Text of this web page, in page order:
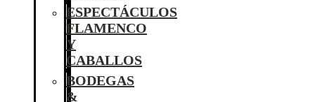
ESPECTÁCULOS
FLAMENCO
Y
CABALLOS
BODEGAS
&